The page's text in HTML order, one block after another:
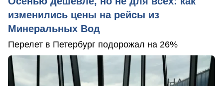
изменились цены на рейсы из
Минеральных Вод
Перелет в Петербург подорожал на 26%